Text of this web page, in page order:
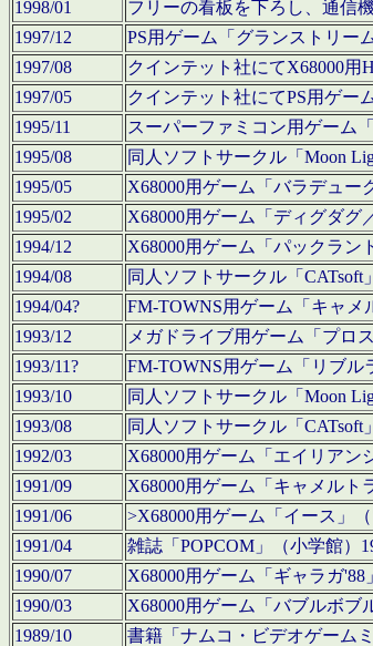
1998/01
フリーの看板を下ろし、通信
1997/12
PS用ゲーム「グランストリー
1997/08
クインテット社にてX68000用
1997/05
クインテット社にてPS用ゲー
1995/11
スーパーファミコン用ゲーム
1995/08
同人ソフトサークル「Moon
1995/05
X68000用ゲーム「バラデュー
1995/02
X68000用ゲーム「ディグダグ
1994/12
X68000用ゲーム「パックラン
1994/08
同人ソフトサークル「
1994/04?
FM-TOWNS用ゲーム「キャメ
1993/12
メガドライブ用ゲーム「プロ
1993/11?
FM-TOWNS用ゲーム「リブル
1993/10
同人ソフトサークル「Moon
1993/08
同人ソフトサークル「
1992/03
X68000用ゲーム「エイリアン
1991/09
X68000用ゲーム「キャメルト
1991/06
>X68000用ゲーム「イース」
1991/04
雑誌「POPCOM」（小学館）
1990/07
X68000用ゲーム「ギャラガ
1990/03
X68000用ゲーム「バブルボブ
1989/10
書籍「ナムコ・ビデオゲーム